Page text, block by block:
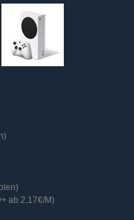
ab 2,17€/M)